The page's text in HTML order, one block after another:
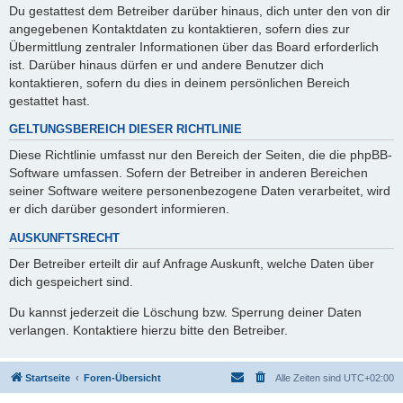
Du gestattest dem Betreiber darüber hinaus, dich unter den von dir
angegebenen Kontaktdaten zu kontaktieren, sofern dies zur
Übermittlung zentraler Informationen über das Board erforderlich
ist. Darüber hinaus dürfen er und andere Benutzer dich
kontaktieren, sofern du dies in deinem persönlichen Bereich
gestattet hast.
GELTUNGSBEREICH DIESER RICHTLINIE
Diese Richtlinie umfasst nur den Bereich der Seiten, die die phpBB-
Software umfassen. Sofern der Betreiber in anderen Bereichen
seiner Software weitere personenbezogene Daten verarbeitet, wird
er dich darüber gesondert informieren.
AUSKUNFTSRECHT
Der Betreiber erteilt dir auf Anfrage Auskunft, welche Daten über
dich gespeichert sind.
Du kannst jederzeit die Löschung bzw. Sperrung deiner Daten
verlangen. Kontaktiere hierzu bitte den Betreiber.
Startseite Foren-Übersicht Alle Zeiten sind UTC+02:00